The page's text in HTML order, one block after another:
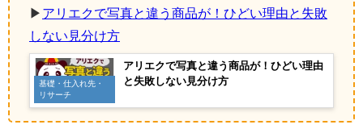
▶ アリエクで写真と違う商品が！ひどい理由と失敗
しない見分け方
基礎・仕入れ先・
リサーチ
アリエクで写真と違う商品が！ひどい理由
と失敗しない見分け方